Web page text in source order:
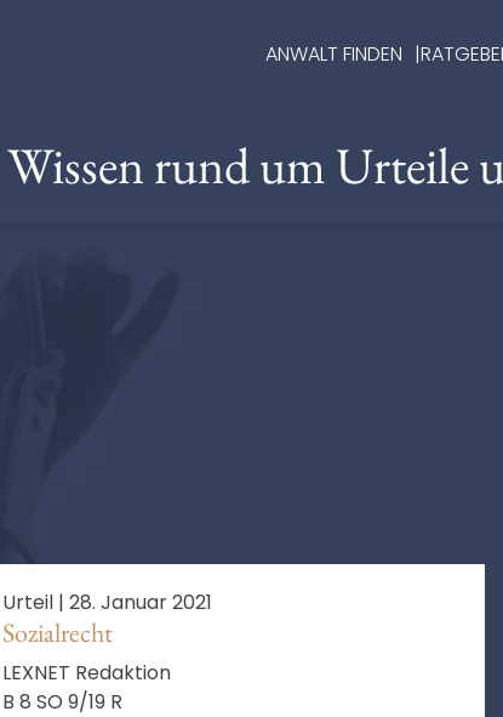
ANWALT FINDEN
rund um Urteile
Urteil | 28. Januar 2021
Sozialrecht
LEXNET Redaktion
B 8 SO 9/19 R